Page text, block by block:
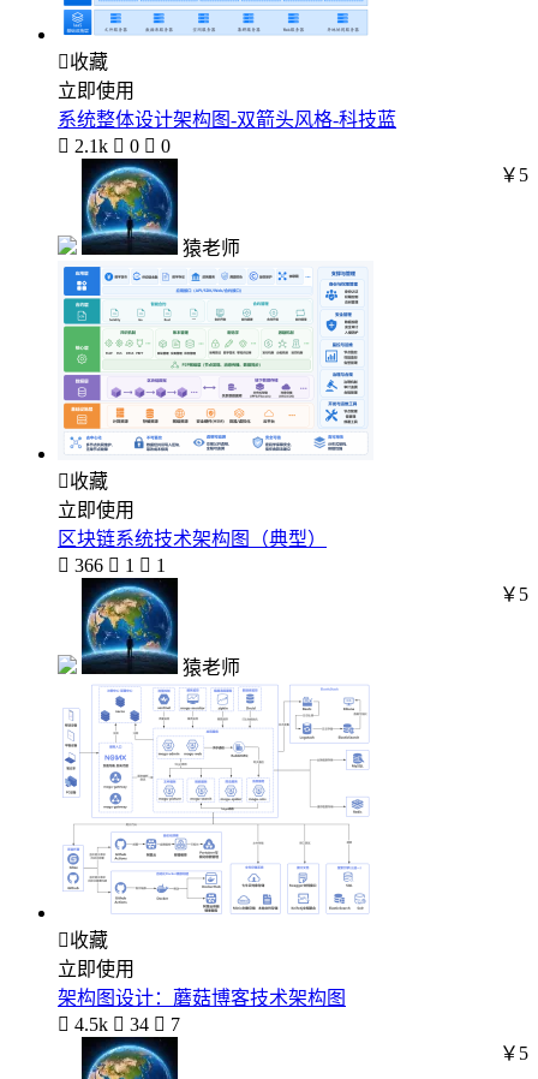
收藏
立即使用
系统整体设计架构图-双箭头风格-科技蓝
 2.1k  0  0
猿老师
￥5
收藏
立即使用
区块链系统技术架构图（典型）
 366  1  1
猿老师
￥5
收藏
立即使用
架构图设计：蘑菇博客技术架构图
 4.5k  34  7
￥5